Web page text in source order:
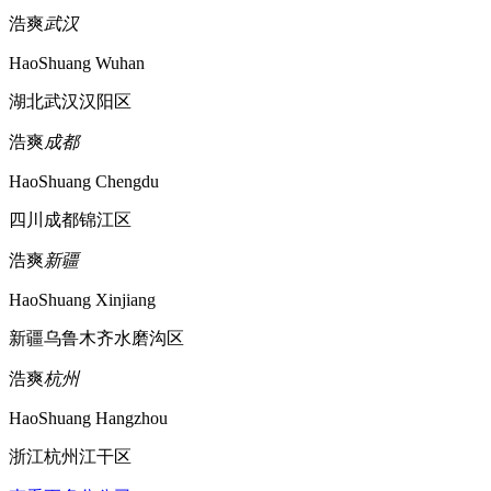
浩爽武汉
HaoShuang Wuhan
湖北武汉汉阳区
浩爽成都
HaoShuang Chengdu
四川成都锦江区
浩爽新疆
HaoShuang Xinjiang
新疆乌鲁木齐水磨沟区
浩爽杭州
HaoShuang Hangzhou
浙江杭州江干区